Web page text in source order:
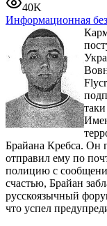
40K
Информационная
Брайана Кребса. Он
отправил ему по
полицию с
счастью, Брайан
русскоязычный
что успел